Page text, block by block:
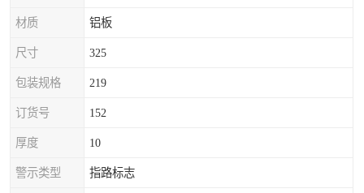
材质 铝板
尺寸 325
包装规格 219
订货号 152
厚度 10
警示类型 指路标志